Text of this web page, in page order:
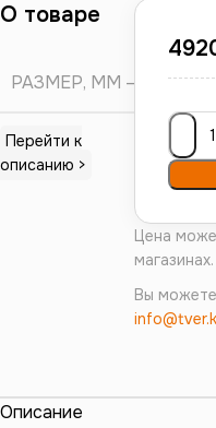
Цена
магазинах.
Вы
О товаре
РАЗМЕР, ММ С
Перейти к
описанию >
Описание